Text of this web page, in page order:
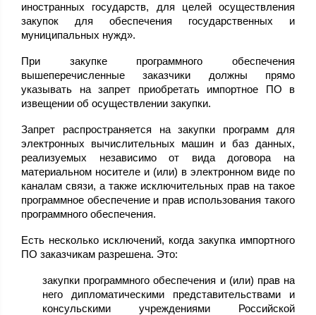
иностранных государств, для целей осуществления
закупок для обеспечения государственных и
муниципальных нужд».
При закупке программного обеспечения
вышеперечисленные заказчики должны прямо
указывать на запрет приобретать импортное ПО в
извещении об осуществлении закупки.
Запрет распространяется на закупки программ для
электронных вычислительных машин и баз данных,
реализуемых независимо от вида договора на
материальном носителе и (или) в электронном виде по
каналам связи, а также исключительных прав на такое
программное обеспечение и прав использования такого
программного обеспечения.
Есть несколько исключений, когда закупка импортного
ПО заказчикам разрешена. Это:
закупки программного обеспечения и (или) прав на
него дипломатическими представительствами и
консульскими учреждениями Российской